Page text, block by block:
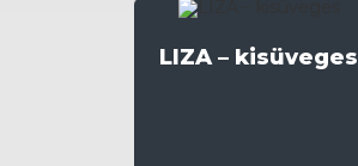
LIZA – kisüveges